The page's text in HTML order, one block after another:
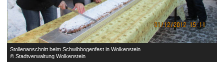
Stollenanschnitt beim Schwibbogenfest in Wolkenstein
© Stadtverwaltung Wolkenstein